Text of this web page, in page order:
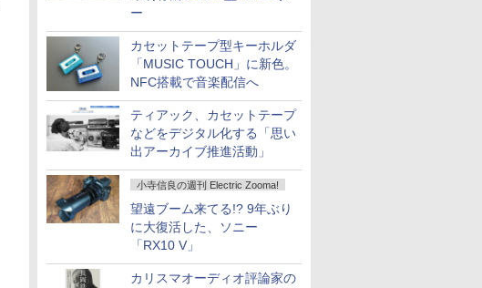
ー
カセットテープ型キーホルダ
「MUSIC TOUCH」に新色。
NFC搭載で音楽配信へ
ティアック、カセットテープ
などをデジタル化する「思い
出アーカイブ推進活動」
小寺信良の週刊 Electric Zooma!
望遠ブーム来てる!? 9年ぶり
に大復活した、ソニー
「RX10 V」
カリスマオーディオ評論家の